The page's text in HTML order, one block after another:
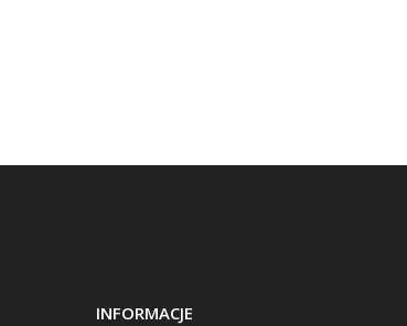
INFORMACJE